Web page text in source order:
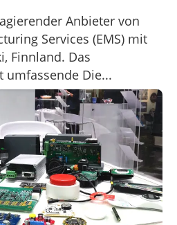
Anbieter von
Services (EMS) mit
Finnland. Das
umfassende Die...